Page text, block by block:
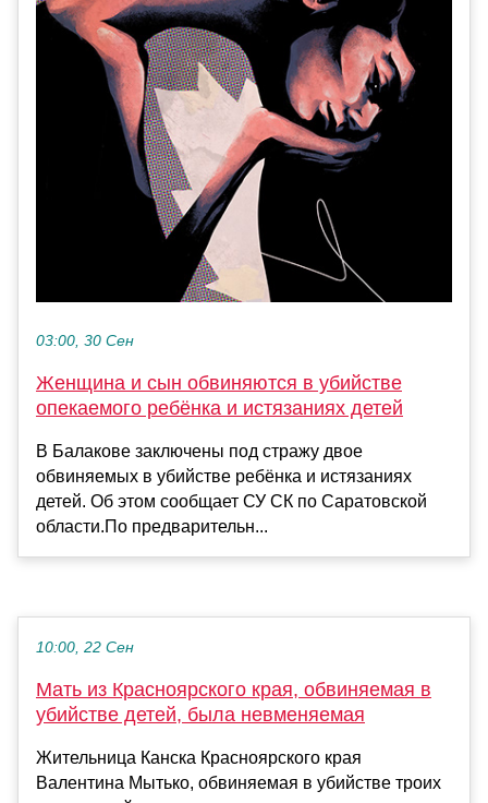
03:00, 30 Сен
Женщина и сын обвиняются в убийстве
опекаемого ребёнка и истязаниях детей
В Балакове заключены под стражу двое
обвиняемых в убийстве ребёнка и истязаниях
детей. Об этом сообщает СУ СК по Саратовской
области.По предварительн...
10:00, 22 Сен
Мать из Красноярского края, обвиняемая в
убийстве детей, была невменяемая
Жительница Канска Красноярского края
Валентина Мытько, обвиняемая в убийстве троих